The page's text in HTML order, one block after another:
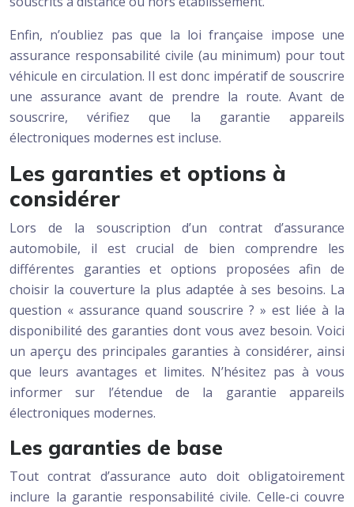
Enfin, n’oubliez pas que la loi française impose une
assurance responsabilité civile (au minimum) pour tout
véhicule en circulation. Il est donc impératif de souscrire
une assurance avant de prendre la route. Avant de
souscrire, vérifiez que la garantie appareils
électroniques modernes est incluse.
Les garanties et options à
considérer
Lors de la souscription d’un contrat d’assurance
automobile, il est crucial de bien comprendre les
différentes garanties et options proposées afin de
choisir la couverture la plus adaptée à ses besoins. La
question « assurance quand souscrire ? » est liée à la
disponibilité des garanties dont vous avez besoin. Voici
un aperçu des principales garanties à considérer, ainsi
que leurs avantages et limites. N’hésitez pas à vous
informer sur l’étendue de la garantie appareils
électroniques modernes.
Les garanties de base
Tout contrat d’assurance auto doit obligatoirement
inclure la garantie responsabilité civile. Celle-ci couvre